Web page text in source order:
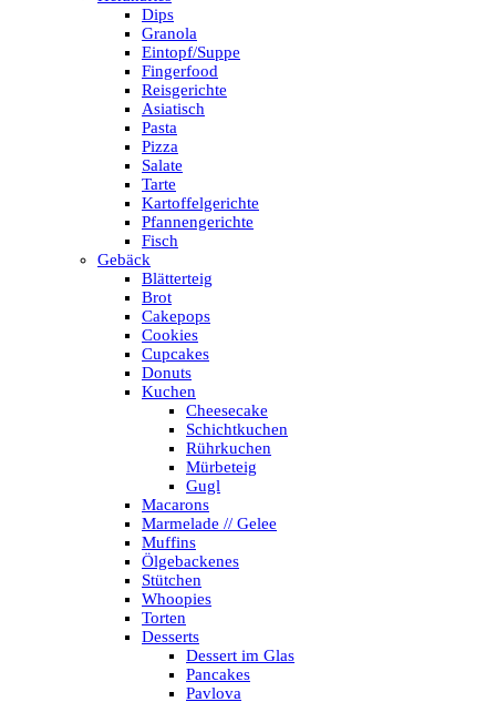
Dips
Granola
Eintopf/Suppe
Fingerfood
Reisgerichte
Asiatisch
Pasta
Pizza
Salate
Tarte
Kartoffelgerichte
Pfannengerichte
Fisch
Gebäck
Blätterteig
Brot
Cakepops
Cookies
Cupcakes
Donuts
Kuchen
Cheesecake
Schichtkuchen
Rührkuchen
Mürbeteig
Gugl
Macarons
Marmelade // Gelee
Muffins
Ölgebackenes
Stütchen
Whoopies
Torten
Desserts
Dessert im Glas
Pancakes
Pavlova